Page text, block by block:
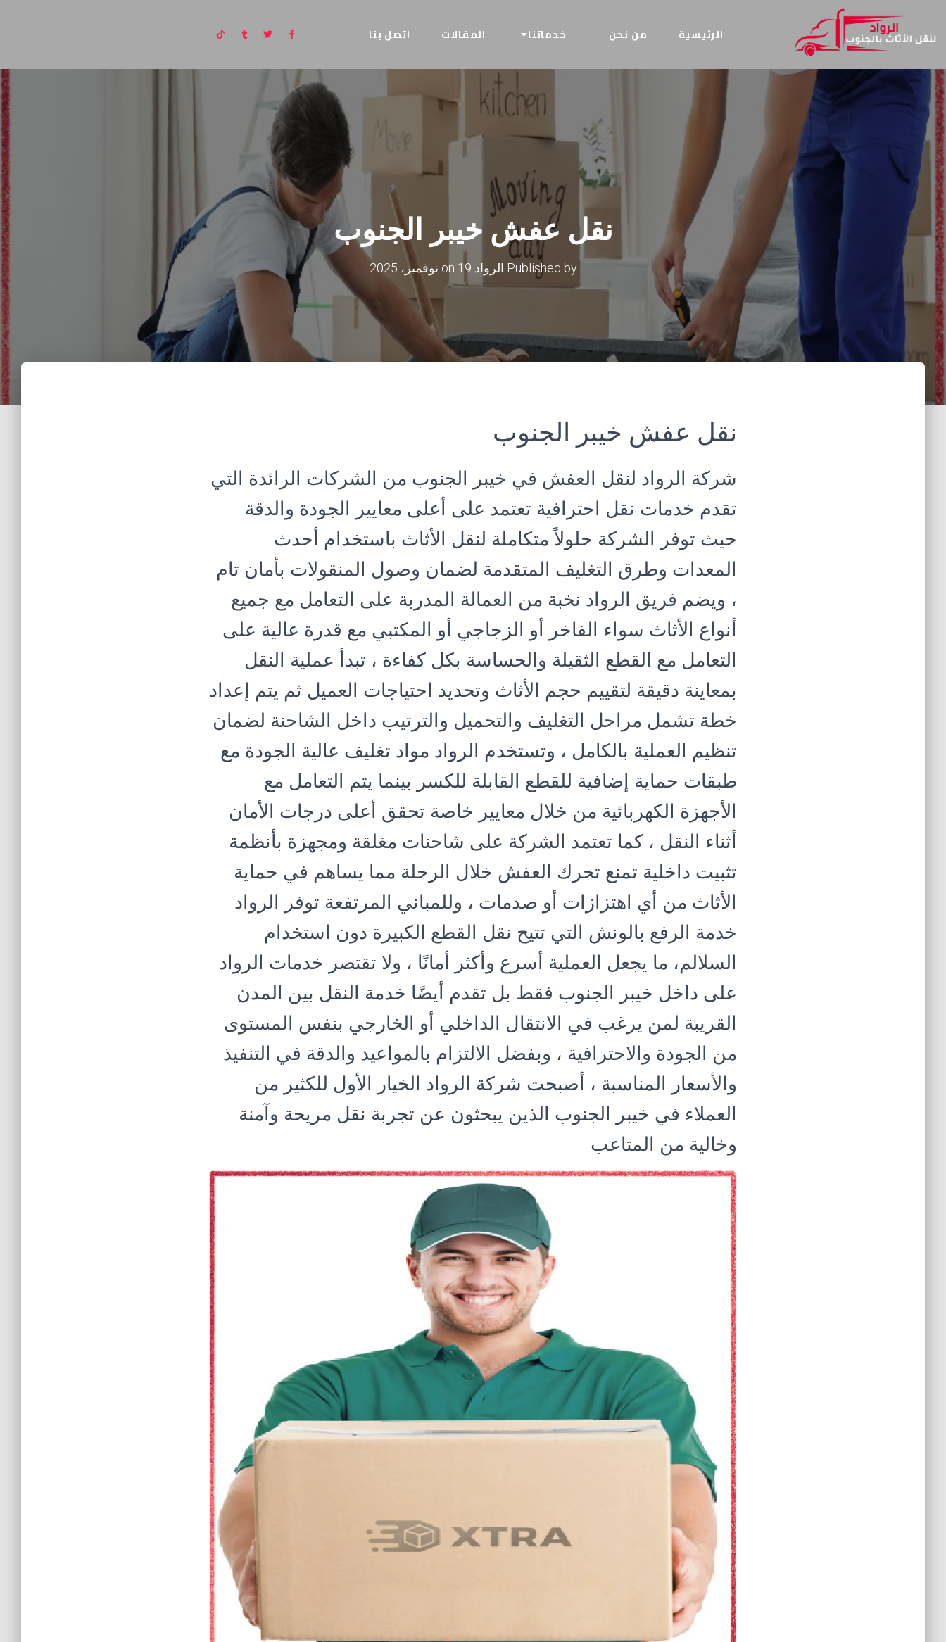
الرئيسية من نحن خدماتنا المقالات اتصل بنا
نقل عفش خيبر الجنوب
Published by الرواد 19 نوفمبر، 2025
نقل عفش خيبر الجنوب
شركة الرواد لنقل العفش في خيبر الجنوب من الشركات الرائدة التي
تقدم خدمات نقل احترافية تعتمد على أعلى معايير الجودة والدقة
حيث توفر الشركة حلولاً متكاملة لنقل الأثاث باستخدام أحدث
المعدات وطرق التغليف المتقدمة لضمان وصول المنقولات بأمان تام
، ويضم فريق الرواد نخبة من العمالة المدربة على التعامل مع جميع
أنواع الأثاث سواء الفاخر أو الزجاجي أو المكتبي مع قدرة عالية على
التعامل مع القطع الثقيلة والحساسة بكل كفاءة ، تبدأ عملية النقل
بمعاينة دقيقة لتقييم حجم الأثاث وتحديد احتياجات العميل ثم يتم إعداد
خطة تشمل مراحل التغليف والتحميل والترتيب داخل الشاحنة لضمان
تنظيم العملية بالكامل ، وتستخدم الرواد مواد تغليف عالية الجودة مع
طبقات حماية إضافية للقطع القابلة للكسر بينما يتم التعامل مع
الأجهزة الكهربائية من خلال معايير خاصة تحقق أعلى درجات الأمان
أثناء النقل ، كما تعتمد الشركة على شاحنات مغلقة ومجهزة بأنظمة
تثبيت داخلية تمنع تحرك العفش خلال الرحلة مما يساهم في حماية
الأثاث من أي اهتزازات أو صدمات ، وللمباني المرتفعة توفر الرواد
خدمة الرفع بالونش التي تتيح نقل القطع الكبيرة دون استخدام
السلالم، ما يجعل العملية أسرع وأكثر أمانًا ، ولا تقتصر خدمات الرواد
على داخل خيبر الجنوب فقط بل تقدم أيضًا خدمة النقل بين المدن
القريبة لمن يرغب في الانتقال الداخلي أو الخارجي بنفس المستوى
من الجودة والاحترافية ، وبفضل الالتزام بالمواعيد والدقة في التنفيذ
والأسعار المناسبة ، أصبحت شركة الرواد الخيار الأول للكثير من
العملاء في خيبر الجنوب الذين يبحثون عن تجربة نقل مريحة وآمنة
وخالية من المتاعب